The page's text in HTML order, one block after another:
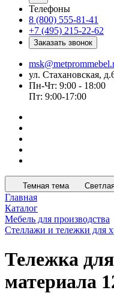
Телефоны
8 (800) 555-81-41
+7 (495) 215-22-62
Заказать звонок
ул. Стахановская,
Пн-Чт: 9:00 - 18:00
Пт: 9:00-17:00
Темная тема
Главная
Каталог
Мебель для производства
Стеллажи и тележки для
Тележка
материала